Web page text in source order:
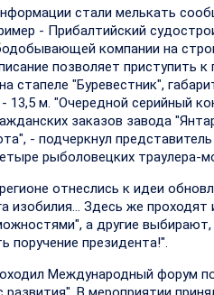
стали мелькать
- Прибалтийский
компании на
позволяет приступить
стапеле "Буревестник",
13,5 м. "Очередной серийный
заказов завода
- подчеркнул
рыболовецких траулера-
отнеслись к идеи
изобилия… Здесь же
а другие
поручение президента!".
Международный форум